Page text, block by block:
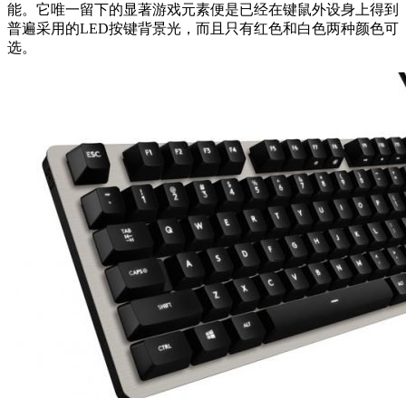
能。它唯一留下的显著游戏元素便是已经在键鼠外设身上得到
普遍采用的LED按键背景光，而且只有红色和白色两种颜色可
选。